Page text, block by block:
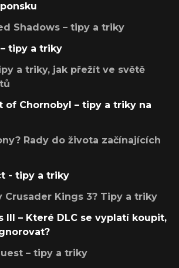
Shadows – tipy a triky
tipy a triky
a triky, jak přežít ve světě
of Chornobyl – tipy a triky na
Rady do života začínajících
- tipy a triky
Crusader Kings 3? Tipy a triky
III – Které DLC se vyplatí koupit,
– tipy a triky